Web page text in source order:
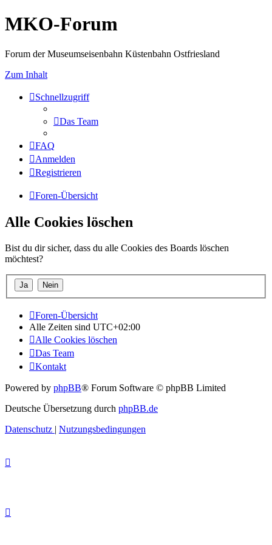
MKO-Forum
Forum der Museumseisenbahn Küstenbahn Ostfriesland
Zum Inhalt
Schnellzugriff
Das Team
FAQ
Anmelden
Registrieren
Foren-Übersicht
Alle Cookies löschen
Bist du dir sicher, dass du alle Cookies des Boards löschen
möchtest?
Foren-Übersicht
Alle Zeiten sind UTC+02:00
Alle Cookies löschen
Das Team
Kontakt
Powered by phpBB® Forum Software © phpBB Limited
Deutsche Übersetzung durch phpBB.de
Datenschutz | Nutzungsbedingungen